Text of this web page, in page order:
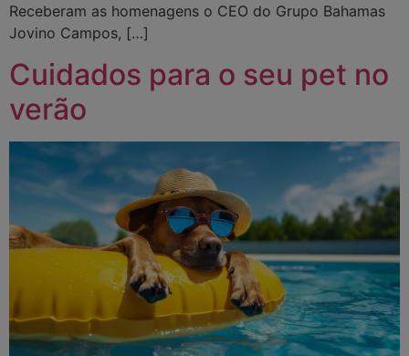
Receberam as homenagens o CEO do Grupo Bahamas
Jovino Campos, […]
Cuidados para o seu pet no
verão